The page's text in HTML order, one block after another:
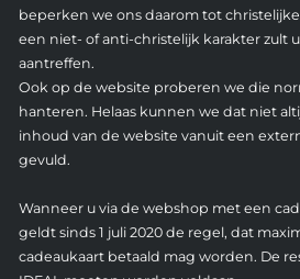
beperken we ons daarom tot
een niet- of anti-christelijk karakter zult
aantreffen.
Ook op de website proberen we die
hanteren. Helaas kunnen we dat niet
inhoud van de website vanuit een
gevuld.
Wanneer u via de webshop met een
geldt sinds 1 juli 2020 de regel, dat
cadeaukaart betaald mag worden. De